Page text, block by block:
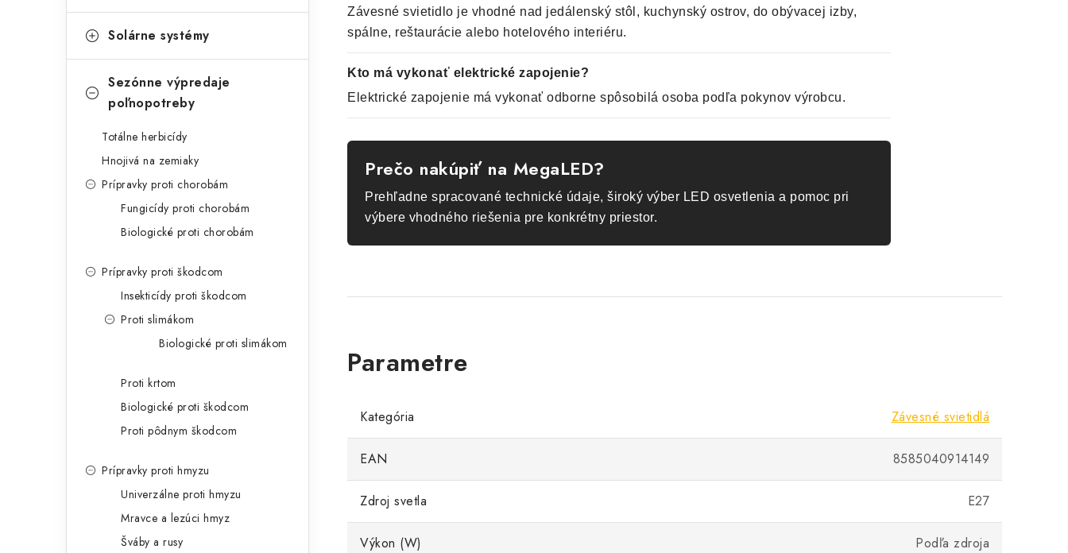
Solárne systémy
Sezónne výpredaje
poľnopotreby
Totálne herbicídy
Hnojivá na zemiaky
Prípravky proti chorobám
Fungicídy proti chorobám
Biologické proti chorobám
Prípravky proti škodcom
Insekticídy proti škodcom
Proti slimákom
Biologické proti slimákom
Proti krtom
Biologické proti škodcom
Proti pôdnym škodcom
Prípravky proti hmyzu
Univerzálne proti hmyzu
Mravce a lezúci hmyz
Šváby a rusy
Závesné svietidlo je vhodné nad jedálenský stôl, kuchynský ostrov, do obývacej izby,
spálne, reštaurácie alebo hotelového interiéru.
Kto má vykonať elektrické zapojenie?
Elektrické zapojenie má vykonať odborne spôsobilá osoba podľa pokynov výrobcu.
Prečo nakúpiť na MegaLED?
Prehľadne spracované technické údaje, široký výber LED osvetlenia a pomoc pri
výbere vhodného riešenia pre konkrétny priestor.
Kategória Závesné svietidlá
EAN 8585040914149
Zdroj svetla E27
Výkon (W) Podľa zdroja